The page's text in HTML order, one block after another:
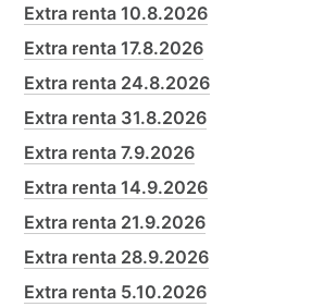
Extra renta 10.8.2026
Extra renta 17.8.2026
Extra renta 24.8.2026
Extra renta 31.8.2026
Extra renta 7.9.2026
Extra renta 14.9.2026
Extra renta 21.9.2026
Extra renta 28.9.2026
Extra renta 5.10.2026